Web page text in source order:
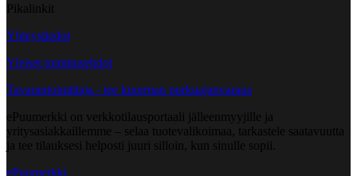
Pikalinkit
Yhteystiedot
Yleiset toimitusehdot
Tavarantoimittaja - tee kuorman purkuajanvaraus
ePuumerkki on verkkotilausportaali jälleenmyyjille ja
yritysasiakkaillemme – selaa tuotevalikoimaa, tarkastele saatavuutta
ja tee tilauksesi helposti juuri silloin, kun sinulle sopii.
ePuumerkki